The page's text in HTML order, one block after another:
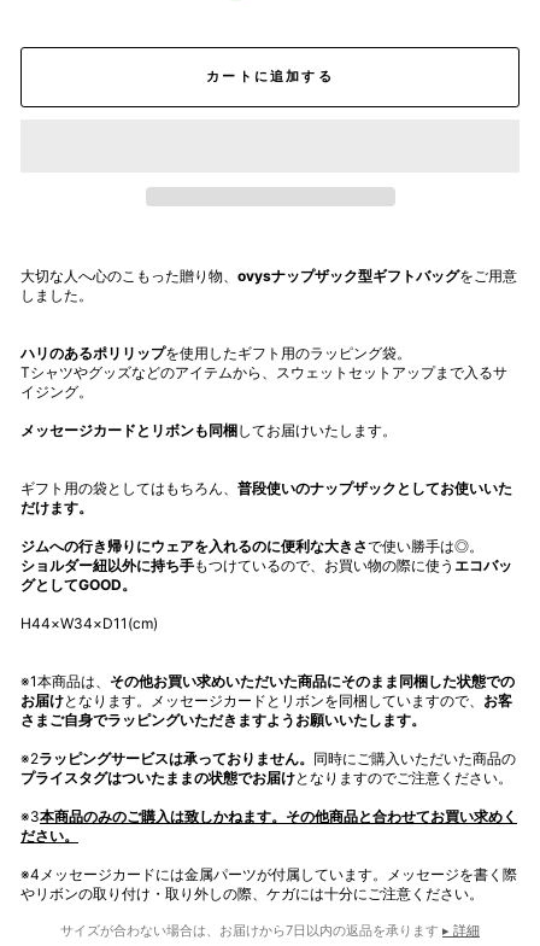
カートに追加する
大切な人へ心のこもった贈り物、 ovysナップザック型ギフトバッグをご用意
しました。
ハリのあるポリリップを使用したギフト用のラッピング袋。
Tシャツやグッズなどのアイテムから、スウェットセットアップまで入るサ
イジング。
メッセージカードとリボンも同梱してお届けいたします。
ギフト用の袋としてはもちろん、 普段使いのナップザックとしてお使いいた
だけます。
ジムへの行き帰りにウェアを入れるのに便利な大きさで使い勝手は◎。
ショルダー紐以外に持ち手もつけているので、お買い物の際に使う エコバッ
グとしてGOOD。
H44×W34×D11(cm)
※1本商品は、 その他お買い求めいただいた商品にそのまま同梱した状態での
お届けとなります。メッセージカードとリボンを同梱していますので、 お客
さまご自身でラッピングいただきますようお願いいたします。
※2ラッピングサービスは承っておりません。 同時にご購入いただいた商品の
プライスタグはついたままの状態でお届けとなりますのでご注意ください。
※3本商品のみのご購入は致しかねます。 その他商品と合わせてお買い求めく
ださい。
※4メッセージカードには金属パーツが付属しています。メッセージを書く際
やリボンの取り付け・取り外しの際、ケガには十分にご注意ください。
サイズが合わない場合は、お届けから7日以内の返品を承ります ▸ 詳細